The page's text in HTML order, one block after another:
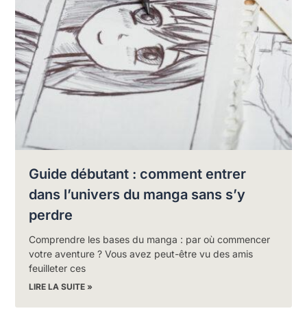
Guide débutant : comment entrer
dans l’univers du manga sans s’y
perdre
Comprendre les bases du manga : par où commencer
votre aventure ? Vous avez peut-être vu des amis
feuilleter ces
LIRE LA SUITE »